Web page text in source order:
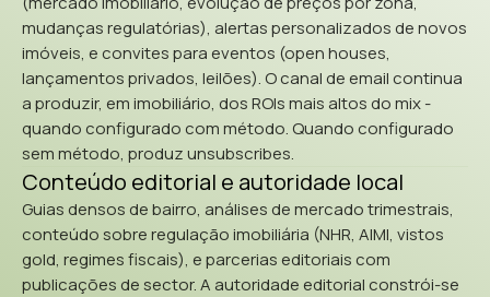
mudanças regulatórias), alertas personalizados de novos
imóveis, e convites para eventos (open houses,
lançamentos privados, leilões). O canal de email continua
a produzir, em imobiliário, dos ROIs mais altos do mix -
quando configurado com método. Quando configurado
sem método, produz unsubscribes.
Conteúdo editorial e autoridade local
Guias densos de bairro, análises de mercado trimestrais,
conteúdo sobre regulação imobiliária (NHR, AIMI, vistos
gold, regimes fiscais), e parcerias editoriais com
publicações de sector. A autoridade editorial constrói-se